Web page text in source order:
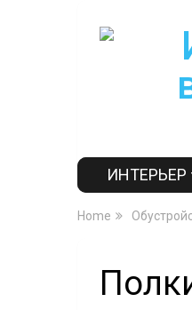
ИНТЕРЬЕР
Home